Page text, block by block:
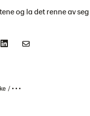
og la det renne av seg
• • •